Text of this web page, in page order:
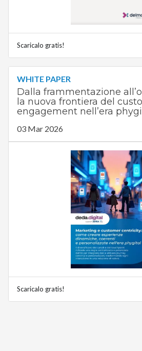
Scaricalo gratis!
WHITE PAPER
Dalla frammentazione
la nuova frontiera del
engagement nell’era
03 Mar 2026
Scaricalo gratis!